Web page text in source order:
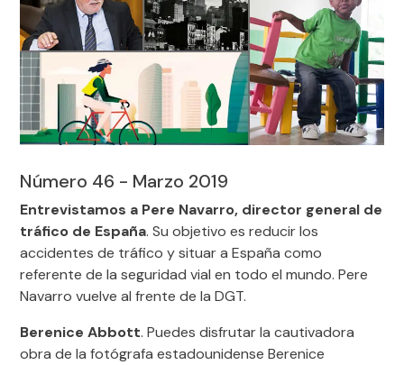
Número 46 - Marzo 2019
Entrevistamos a Pere Navarro, director general de
tráfico de España. Su objetivo es reducir los
accidentes de tráfico y situar a España como
referente de la seguridad vial en todo el mundo. Pere
Navarro vuelve al frente de la DGT.
Berenice Abbott. Puedes disfrutar la cautivadora
obra de la fotógrafa estadounidense Berenice